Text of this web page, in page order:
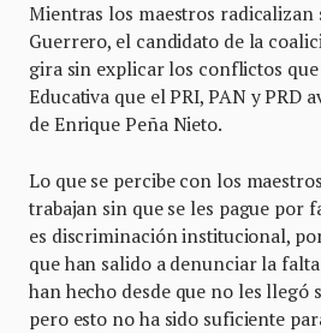
Mientras los maestros radicalizan
Guerrero, el candidato de la
gira sin explicar los conflictos
Educativa que el PRI, PAN y PRD
de Enrique Peña Nieto.
Lo que se percibe con los
trabajan sin que se les pague por
es discriminación institucional,
que han salido a denunciar la
han hecho desde que no les llegó
pero esto no ha sido suficiente